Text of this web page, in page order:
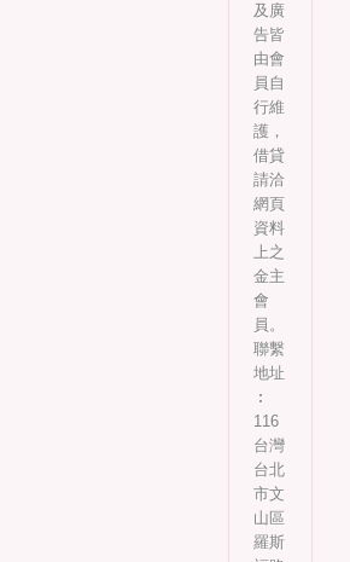
及廣
告皆
由會
員自
行維
護，
借貸
請洽
網頁
資料
上之
金主
會
員。
聯繫
地址
︰
116
台灣
台北
市文
山區
羅斯